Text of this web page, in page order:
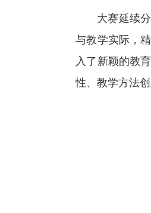
大赛延续
与教学实际，
入了新颖的教
性、教学方法